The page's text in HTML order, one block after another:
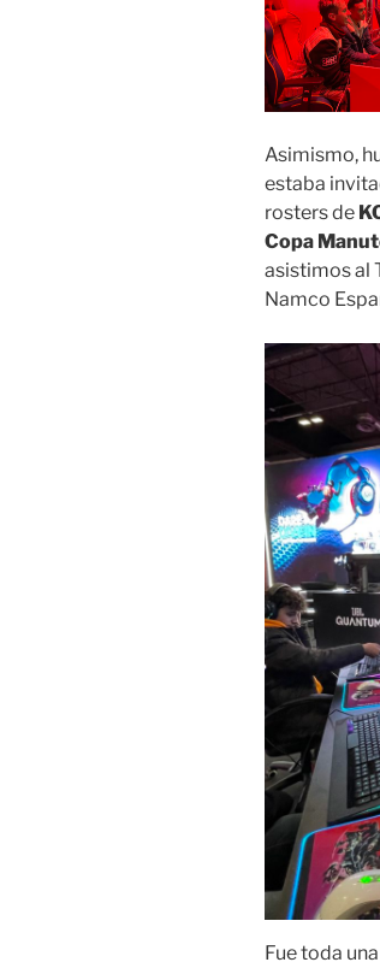
Asimismo,
estaba
rosters de
Copa
asistimos al
Namco
Fue toda